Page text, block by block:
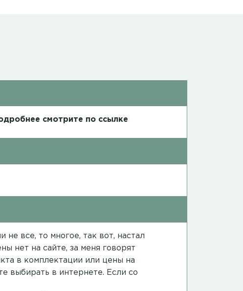
смотрите по ссылке
все, то многое, так вот, настал
нет на сайте, за меня говорят
в комплектации или цены на
выбирать в интернете. Если со